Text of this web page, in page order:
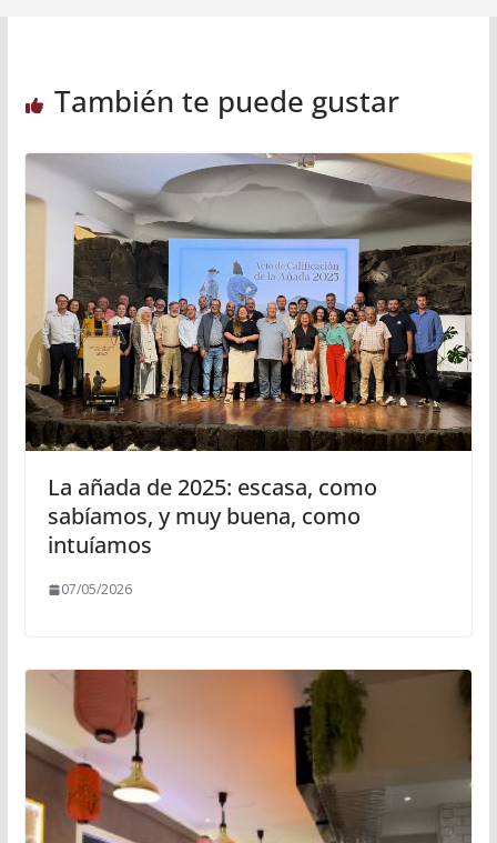
También te puede gustar
La añada de 2025: escasa, como
sabíamos, y muy buena, como
intuíamos
07/05/2026